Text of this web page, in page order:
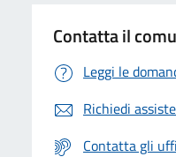
Contatta il
Leggi le
Richiedi
Contatta gli